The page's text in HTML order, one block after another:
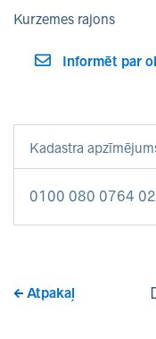
Kurzemes rajons
Informēt par
Kadastra
0100 080 0764
Atpakaļ